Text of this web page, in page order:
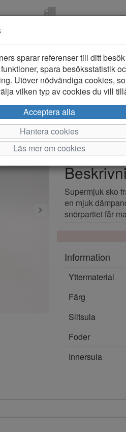
Varumärke:
Artikelnummer:
Supermjuk sko
en mjuk
snörpartiet får
Information
Yttermaterial
Färg
Slitsula
Foder
Innersula
sparar referenser till ditt
spara besöksstatistik
Utöver nödvändiga cookies,
vilken typ av cookies du vill
Acceptera alla
Hantera cookies
Läs mer om cookies